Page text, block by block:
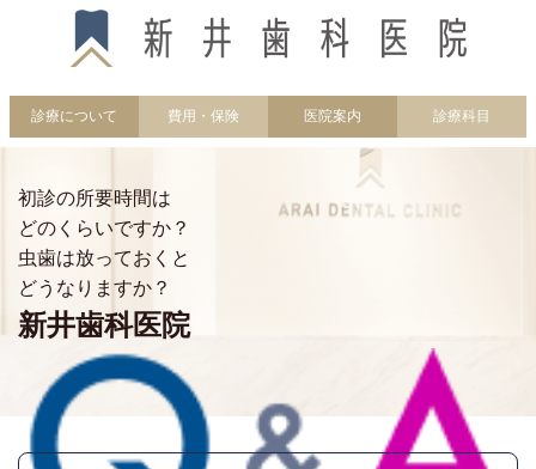
診療について 費用・保険 医院案内 診療科目
初診の所要時間は
どのくらいですか？
虫歯は放っておくと
どうなりますか？
新井歯科医院